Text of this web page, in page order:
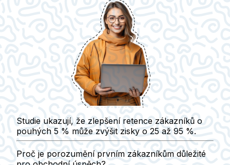
Studie ukazují, že zlepšení retence zákazníků o
pouhých 5 % může zvýšit zisky o 25 až 95 %.
Proč je porozumění prvním zákazníkům důležité